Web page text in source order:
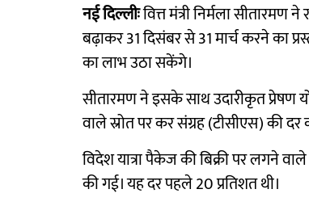
नई दिल्लीःवित्त मंत्री निर्मला
बढ़ाकर 31 दिसंबर से 31 मार्च करने का
का लाभ उठा सकेंगे।
सीतारमण ने इसके साथ उदारीकृत प्रेषण
वाले स्रोत पर कर संग्रह (टीसीएस) की दर
विदेश यात्रा पैकेज की बिक्री पर लगने
की गई। यह दर पहले 20 प्रतिशत थी।